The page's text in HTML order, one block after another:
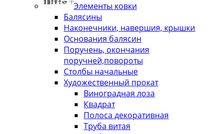
Элементы ковки
Балясины
Наконечники, навершия, крышки
Основания балясин
Поручень, окончания
поручней,повороты
Столбы начальные
Художественный прокат
Виноградная лоза
Квадрат
Полоса декоративная
Труба витая